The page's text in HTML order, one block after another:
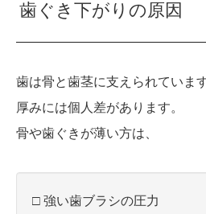
歯ぐき下がりの原因
歯は骨と歯茎に支えられていま
厚みには個人差があります。
骨や歯ぐきが薄い方は、
□ 強い歯ブラシの圧力